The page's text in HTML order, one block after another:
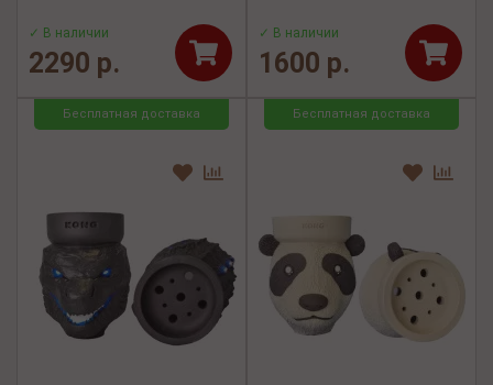
✓ В наличии
2290 р.
✓ В наличии
1600 р.
Бесплатная доставка Бесплатная доставка